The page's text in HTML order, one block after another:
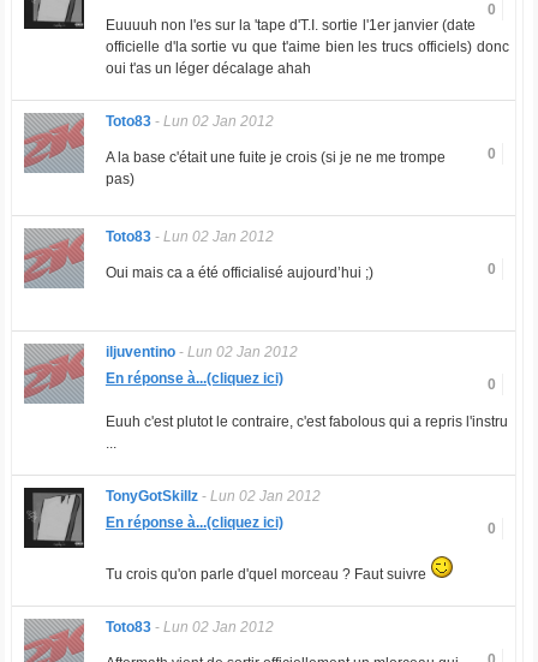
0
Euuuuh non l'es sur la 'tape d'T.I. sortie l'1er janvier (date
officielle d'la sortie vu que t'aime bien les trucs officiels) donc
oui t'as un léger décalage ahah
Toto83- Lun 02 Jan 2012
0
A la base c'était une fuite je crois (si je ne me trompe
pas)
Toto83- Lun 02 Jan 2012
0
Oui mais ca a été officialisé aujourd’hui ;)
iljuventino- Lun 02 Jan 2012
0
En réponse à...(cliquez ici)
Euuh c'est plutot le contraire, c'est fabolous qui a repris l'instru
...
TonyGotSkillz- Lun 02 Jan 2012
0
En réponse à...(cliquez ici)
Tu crois qu'on parle d'quel morceau ? Faut suivre
Toto83- Lun 02 Jan 2012